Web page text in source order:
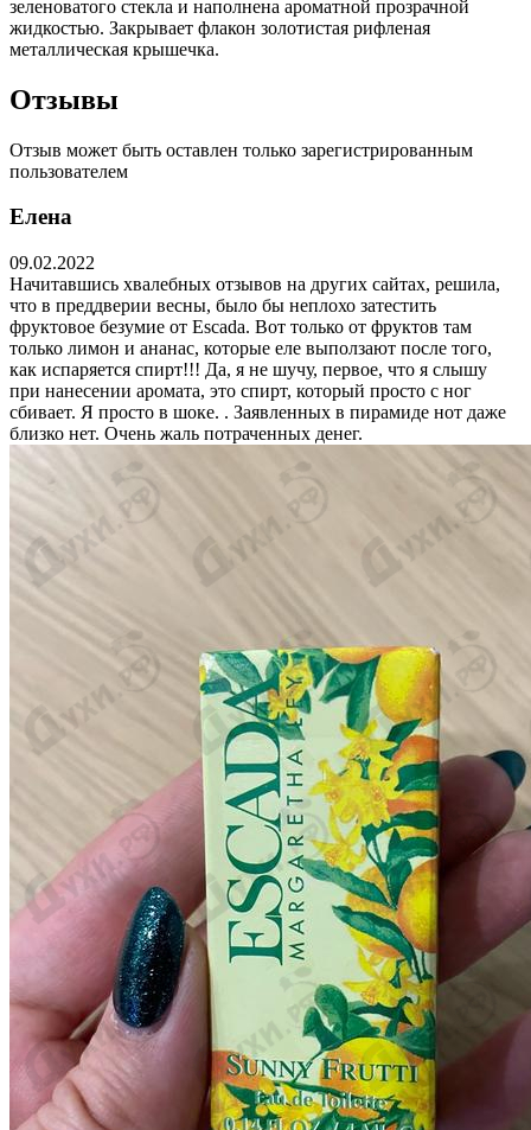
зеленоватого стекла и наполнена ароматной прозрачной
жидкостью. Закрывает флакон золотистая рифленая
металлическая крышечка.
Отзывы
Отзыв может быть оставлен только зарегистрированным
пользователем
Елена
09.02.2022
Начитавшись хвалебных отзывов на других сайтах, решила,
что в преддверии весны, было бы неплохо затестить
фруктовое безумие от Escada. Вот только от фруктов там
только лимон и ананас, которые еле выползают после того,
как испаряется спирт!!! Да, я не шучу, первое, что я слышу
при нанесении аромата, это спирт, который просто с ног
сбивает. Я просто в шоке. . Заявленных в пирамиде нот даже
близко нет. Очень жаль потраченных денег.